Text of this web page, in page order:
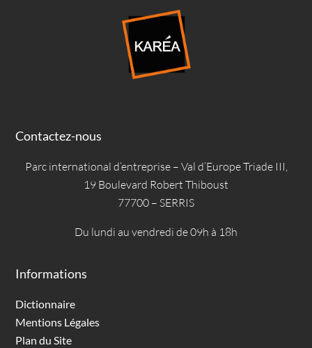
Contactez-nous
Parc international d’entreprise – Val d’Europe Triade III,
19 Boulevard Robert Thiboust
77700 – SERRIS
Du lundi au vendredi de 09h à 18h
Informations
Dictionnaire
Mentions Légales
Plan du Site